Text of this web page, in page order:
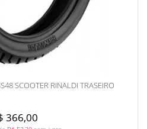
SCOOTER RINALDI TRASEIRO
366,00